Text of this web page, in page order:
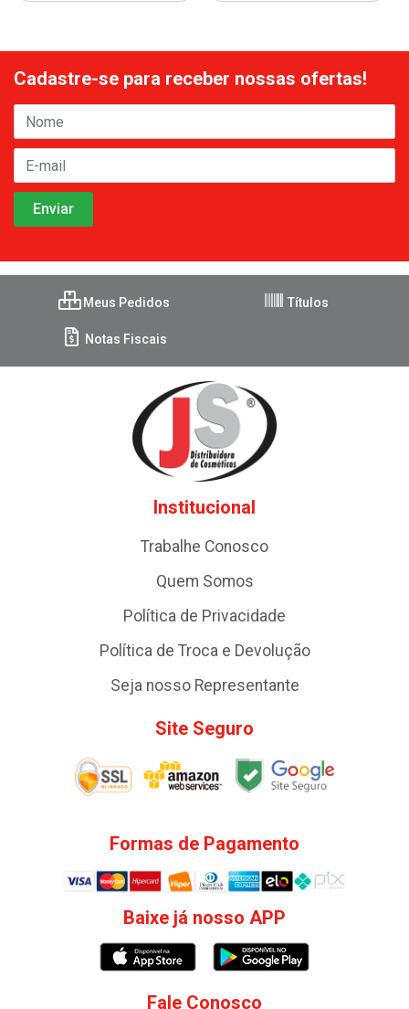
Cadastre-se para receber nossas ofertas!
Meus Pedidos Títulos
Notas Fiscais
Institucional
Trabalhe Conosco
Quem Somos
Política de Privacidade
Política de Troca e Devolução
Seja nosso Representante
Site Seguro
Formas de Pagamento
Baixe já nosso APP
Fale Conosco